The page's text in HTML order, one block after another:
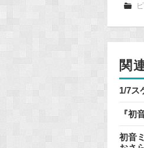
関
1/7ス
『初
初音